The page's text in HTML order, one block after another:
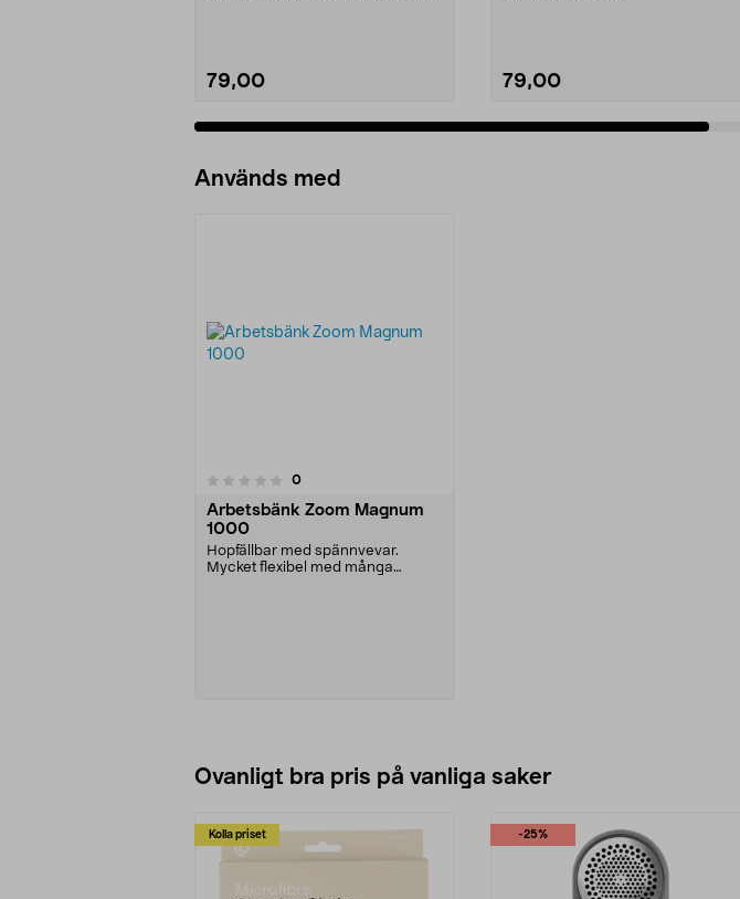
79,00 79,00
Används med
0recensioner
Arbetsbänk Zoom Magnum
1000
Hopfällbar med spännvevar.
Mycket flexibel med många
Ovanligt bra pris på vanliga saker
Kolla priset -25%